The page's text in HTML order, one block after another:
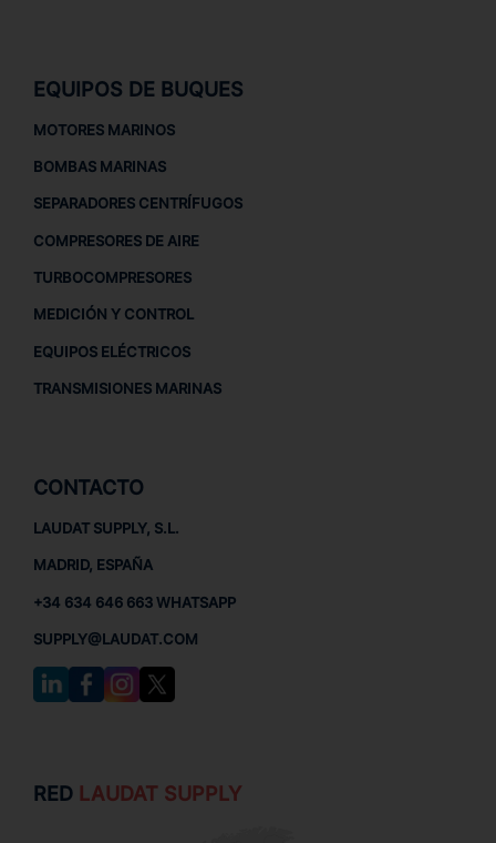
EQUIPOS DE BUQUES
MOTORES MARINOS
BOMBAS MARINAS
SEPARADORES CENTRÍFUGOS
COMPRESORES DE AIRE
TURBOCOMPRESORES
MEDICIÓN Y CONTROL
EQUIPOS ELÉCTRICOS
TRANSMISIONES MARINAS
CONTACTO
LAUDAT SUPPLY, S.L.
MADRID, ESPAÑA
+34 634 646 663 WHATSAPP
SUPPLY@LAUDAT.COM
RED LAUDAT SUPPLY